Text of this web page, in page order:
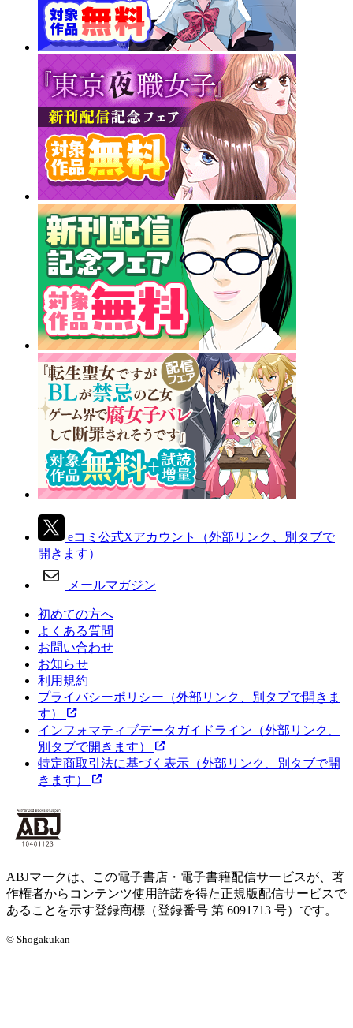
eコミ公式Xアカウント
（外部リンク、別タブで
開きます）
メールマガジン
初めての方へ
よくある質問
お問い合わせ
お知らせ
利用規約
プライバシーポリシー （外部リンク、別タブで開きま
す）
インフォマティブデータガイドライン （外部リンク、
別タブで開きます）
特定商取引法に基づく表示 （外部リンク、別タブで開
きます）
ABJマークは、この電子書店・電子書籍配信サービスが、著
作権者からコンテンツ使用許諾を得た正規版配信サービスで
あることを示す登録商標（登録番号 第 6091713 号）です。
© Shogakukan